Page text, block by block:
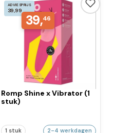
ADVIESPRIJS
39,99
39,46
Romp Shine x Vibrator (1
stuk)
1 stuk 2-4 werkdagen